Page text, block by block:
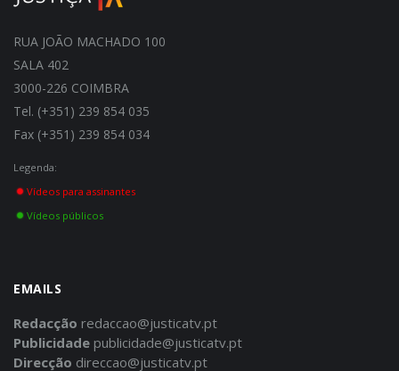
RUA JOÃO MACHADO 100
SALA 402
3000-226 COIMBRA
Tel. (+351) 239 854 035
Fax (+351) 239 854 034
Legenda:
Vídeos para assinantes
Vídeos públicos
EMAILS
Redacção redaccao@justicatv.pt
Publicidade publicidade@justicatv.pt
Direcção direccao@justicatv.pt